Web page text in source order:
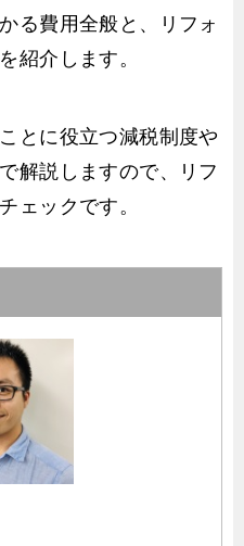
る費用全般と、リフォ
紹介します。
とに役立つ減税制度や
解説しますので、リフ
ェックです。